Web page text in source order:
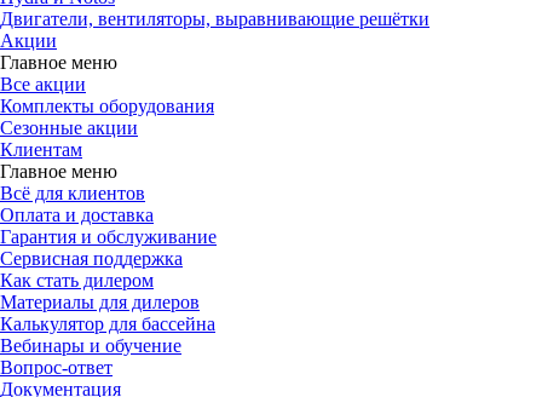
Двигатели, вентиляторы, выравнивающие решётки
Акции
Главное меню
Все акции
Комплекты оборудования
Сезонные акции
Клиентам
Главное меню
Всё для клиентов
Оплата и доставка
Гарантия и обслуживание
Сервисная поддержка
Как стать дилером
Материалы для дилеров
Калькулятор для бассейна
Вебинары и обучение
Вопрос-ответ
Документация